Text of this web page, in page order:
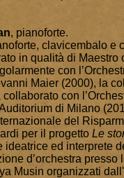
, pianoforte.
clavicembalo e
in qualità di
con
Maier (2000), la
collaborato con
di Milano
del
per il progetto Le
ideatrice ed interprete
d’orchestra
Musin organizzati